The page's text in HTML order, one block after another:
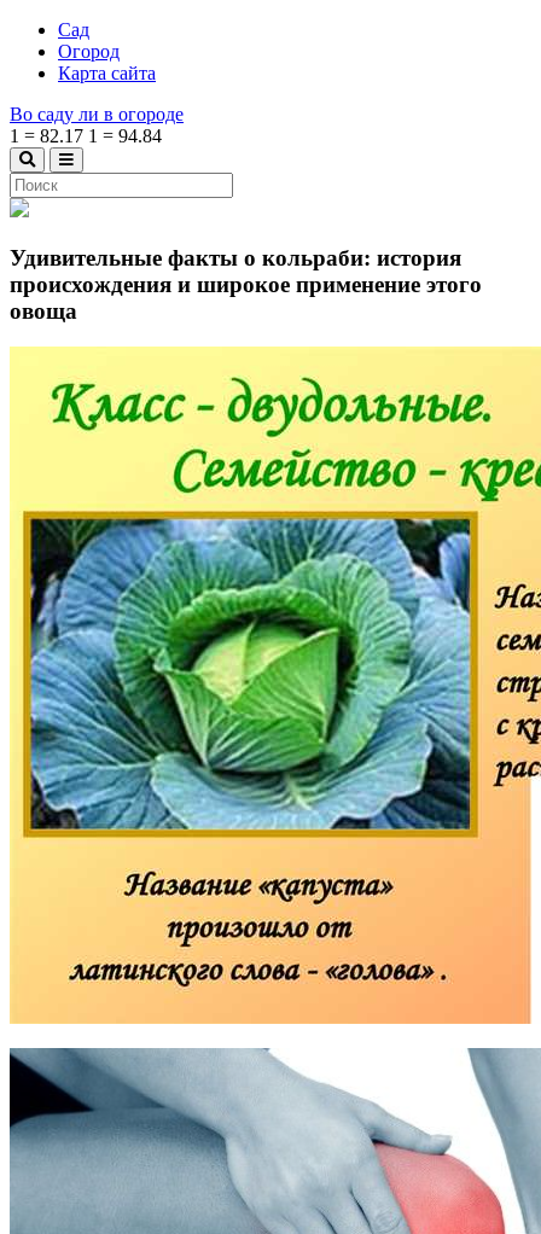
Сад
Огород
Карта сайта
Во саду ли в огороде
1 = 82.17 1 = 94.84
Удивительные факты о кольраби: история
происхождения и широкое применение этого
овоща